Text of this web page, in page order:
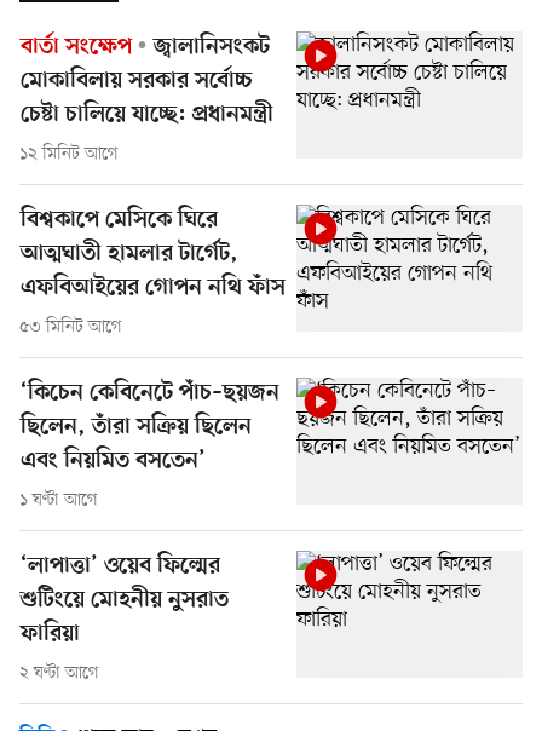
বার্তা সংক্ষেপ
জ্বালানিসংকট
মোকাবিলায় সরকার সর্বোচ্চ
চেষ্টা চালিয়ে যাচ্ছে: প্রধানমন্ত্রী
১২ মিনিট আগে
বিশ্বকাপে মেসিকে ঘিরে
আত্মঘাতী হামলার টার্গেট,
এফবিআইয়ের গোপন নথি ফাঁস
৫৩ মিনিট আগে
‘কিচেন কেবিনেটে পাঁচ–ছয়জন
ছিলেন, তাঁরা সক্রিয় ছিলেন
এবং নিয়মিত বসতেন’
১ ঘণ্টা আগে
‘লাপাত্তা’ ওয়েব ফিল্মের
শুটিংয়ে মোহনীয় নুসরাত
ফারিয়া
২ ঘণ্টা আগে